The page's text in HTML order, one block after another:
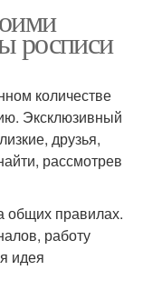
росписи
количестве
Эксклюзивный
друзья,
рассмотрев
общих правилах.
работу
идея